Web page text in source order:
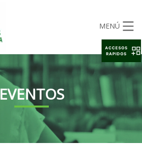
MENÚ
EVENTOS
ACCESOS
RAPIDOS